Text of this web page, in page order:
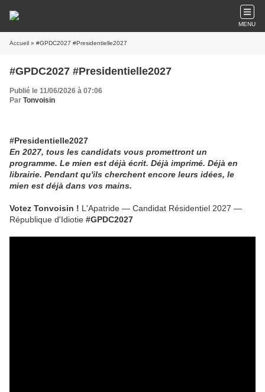
MENU
Accueil » #GPDC2027 #Presidentielle2027
#GPDC2027 #Presidentielle2027
Publié le 11/06/2026 à 07:06
Par Tonvoisin
#Presidentielle2027
En 2027, tous les candidats vous promettront un
programme. Le mien est déjà écrit. Déjà imprimé. Déjà en
librairie. Pendant qu'ils cherchent encore leurs idées, le
mien est déjà dans vos mains.
Votez Tonvoisin ! L'Apatride — Candidat Résidentiel 2027 —
République d'Idiotie #GPDC2027